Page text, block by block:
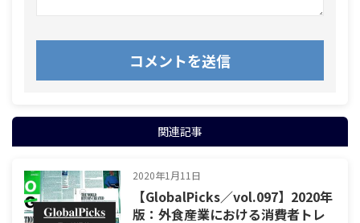
関連記事
2020年1月11日
【GlobalPicks／vol.097】2020年
版：外食産業における消費者トレ